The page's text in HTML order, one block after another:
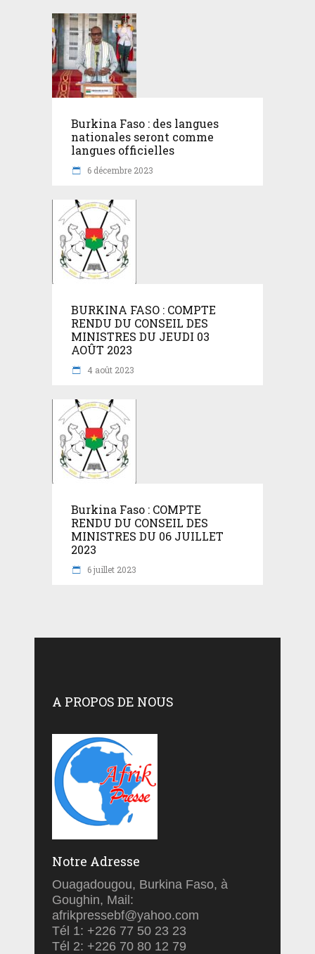
Burkina Faso : des langues
nationales seront comme
langues officielles
6 décembre 2023
BURKINA FASO : COMPTE
RENDU DU CONSEIL DES
MINISTRES DU JEUDI 03
AOÛT 2023
4 août 2023
Burkina Faso : COMPTE
RENDU DU CONSEIL DES
MINISTRES DU 06 JUILLET
2023
6 juillet 2023
A PROPOS DE NOUS
Notre Adresse
Ouagadougou, Burkina Faso, à
Goughin, Mail:
afrikpressebf@yahoo.com
Tél 1: +226 77 50 23 23
Tél 2: +226 70 80 12 79